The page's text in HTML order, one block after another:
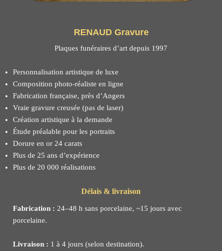
RENAUD Gravure
Plaques funéraires d’art depuis 1997
Personnalisation artistique de luxe
Composition photo-réaliste en ligne
Fabrication française, près d’Angers
Vraie gravure creusée (pas de laser)
Création artistique à la demande
Étude préalable pour les portraits
Dorure en or 24 carats
Plus de 25 ans d’expérience
Plus de 20 000 réalisations
Délais & livraison
Fabrication : 24–48 h sans porcelaine, ~15 jours avec
porcelaine.
Livraison : 1 à 4 jours (selon destination).